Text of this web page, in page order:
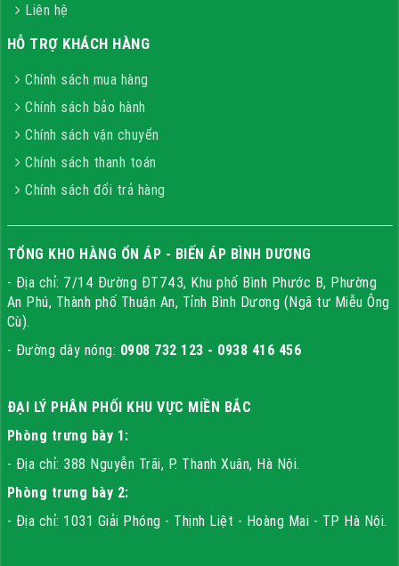
Liên hệ
HỖ TRỢ KHÁCH HÀNG
Chính sách mua hàng
Chính sách bảo hành
Chính sách vận chuyển
Chính sách thanh toán
Chính sách đổi trả hàng
TỔNG KHO HÀNG ỔN ÁP - BIẾN ÁP BÌNH DƯƠNG
- Địa chỉ: 7/14 Đường ĐT743, Khu phố Bình Phước B, Phường
An Phú, Thành phố Thuận An, Tỉnh Bình Dương (Ngã tư Miễu Ông
Cù).
- Đường dây nóng: 0908 732 123 - 0938 416 456
ĐẠI LÝ PHÂN PHỐI KHU VỰC MIỀN BẮC
Phòng trưng bày 1:
- Địa chỉ: 388 Nguyễn Trãi, P. Thanh Xuân, Hà Nội.
Phòng trưng bày 2:
- Địa chỉ: 1031 Giải Phóng - Thịnh Liệt - Hoàng Mai - TP Hà Nội.